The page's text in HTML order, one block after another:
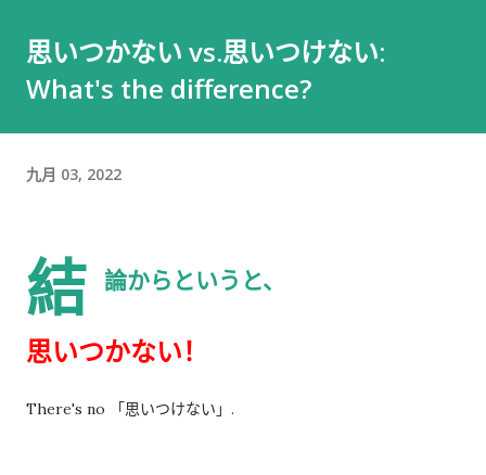
工作人员确认后，很快帮我打开了大门。 进入办公室 进入办公室
后，我向工作人员简单打了招呼： お世話になっております。 随
给工作人员，返还手续就结束了。 实际上并不是。 工作人员告诉
的。 这一点如果第一次办理，很容易忽略。 领取新的入札仕様書
完成返还手续后，工作人员把新的入札仕様書交给了我。 就在这
过一次。 因此，我误以为之后领取新的入札仕様書时，就不需要
就一直有效，而是每次领取新的入札仕様書时，都需要再次出
思いつかない vs.思いつけない:
What's the difference?
九月 03, 2022
結 論からというと、
思いつかない！
There's no 「思いつけない」.